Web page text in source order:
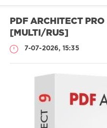
выпечка,
PDF ARCHITECT
[MULTI/RUS]
7-07-2026, 15:35
Софт
SamDel